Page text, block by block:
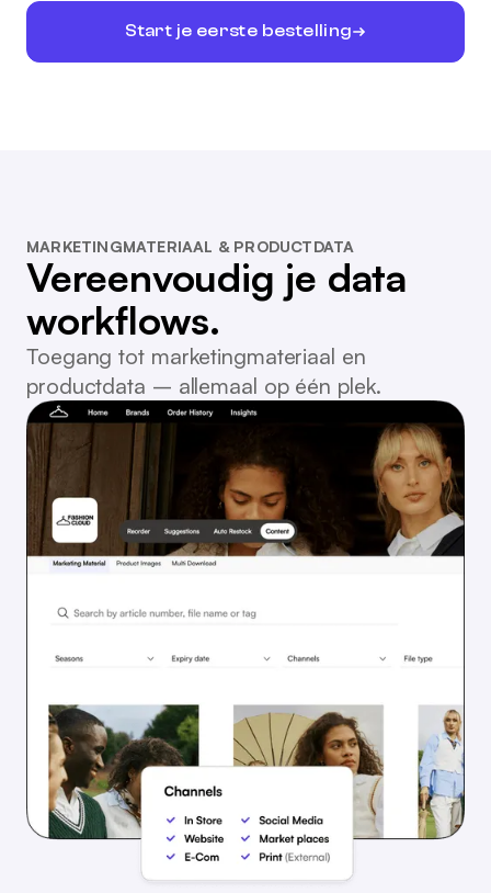
Start je eerste bestelling
MARKETINGMATERIAAL & PRODUCTDATA
Vereenvoudig je data
workflows.
Toegang tot marketingmateriaal en
productdata – allemaal op één plek.